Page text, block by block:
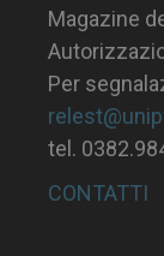
Magazine
Per
tel.
CONTATTI